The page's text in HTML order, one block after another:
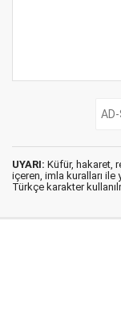
UYARI: Küfür, hakaret,
içeren, imla kuralları ile
Türkçe karakter